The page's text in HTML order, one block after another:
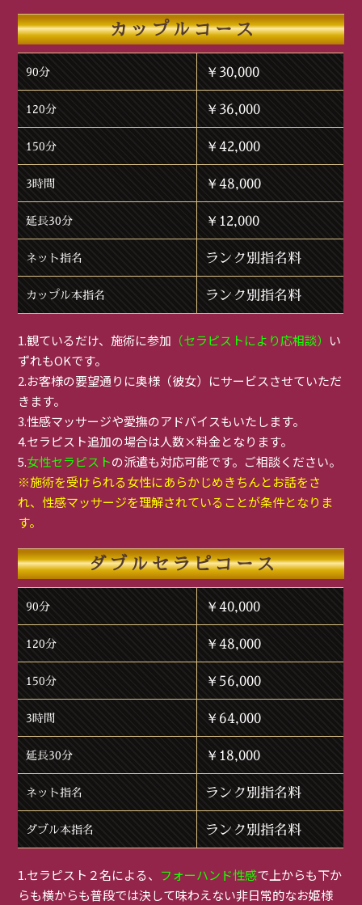
カップルコース
90分 ￥30,000
120分 ￥36,000
150分 ￥42,000
3時間 ￥48,000
延長30分 ￥12,000
ネット指名 ランク別指名料
カップル本指名 ランク別指名料
1.観ているだけ、施術に参加 （セラピストにより応相談） い
ずれもOKです。
2.お客様の要望通りに奥様（彼女）にサービスさせていただ
きます。
3.性感マッサージや愛撫のアドバイスもいたします。
4.セラピスト追加の場合は人数×料金となります。
5.女性セラピストの派遣も対応可能です。ご相談ください。
※施術を受けられる女性にあらかじめきちんとお話をさ
れ、性感マッサージを理解されていることが条件となりま
す。
ダブルセラピコース
90分 ￥40,000
120分 ￥48,000
150分 ￥56,000
3時間 ￥64,000
延長30分 ￥18,000
ネット指名 ランク別指名料
ダブル本指名 ランク別指名料
1.セラピスト２名による、 フォーハンド性感で上からも下か
らも横からも普段では決して味わえない非日常的なお姫様